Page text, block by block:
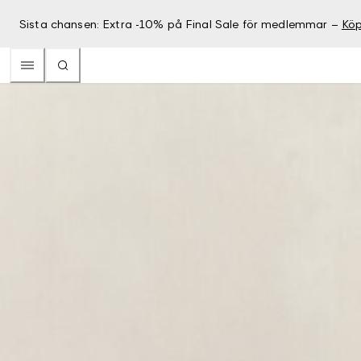
Sista chansen: Extra -10% på Final Sale för medlemmar –